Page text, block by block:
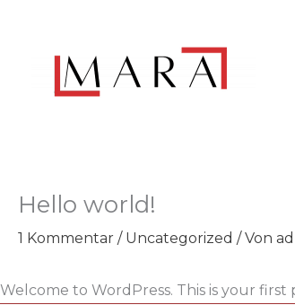
Hello world!
1 Kommentar / Uncategorized / Von
Welcome to WordPress. This is your